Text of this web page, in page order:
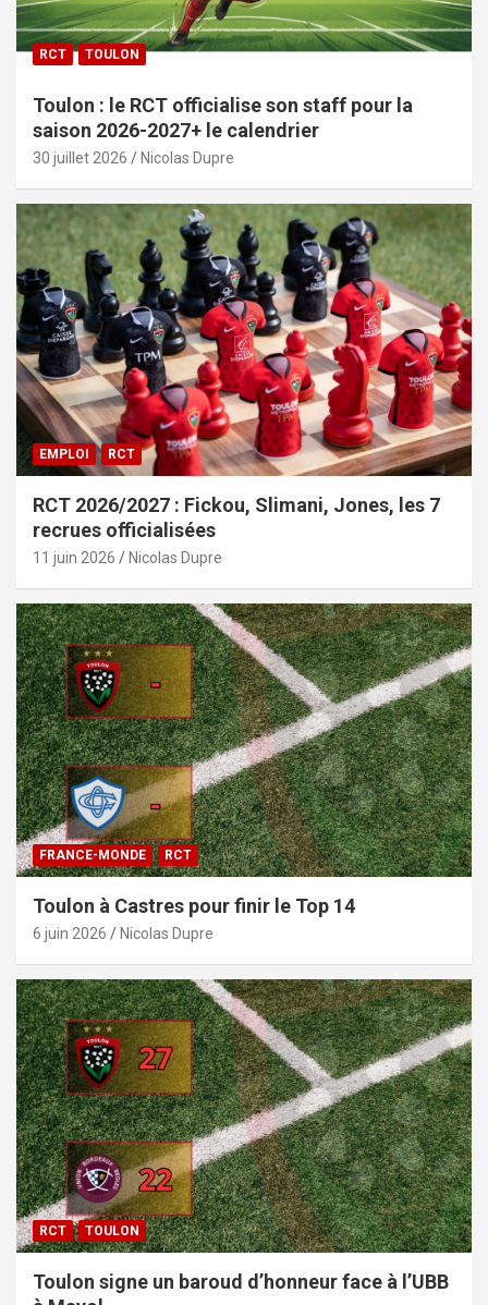
RCT TOULON
Toulon : le RCT officialise son staff pour la
saison 2026-2027+ le calendrier
30 juillet 2026 Nicolas Dupre
EMPLOI RCT
RCT 2026/2027 : Fickou, Slimani, Jones, les 7
recrues officialisées
11 juin 2026 Nicolas Dupre
FRANCE-MONDE RCT
Toulon à Castres pour finir le Top 14
6 juin 2026 Nicolas Dupre
RCT TOULON
Toulon signe un baroud d’honneur face à l’UBB